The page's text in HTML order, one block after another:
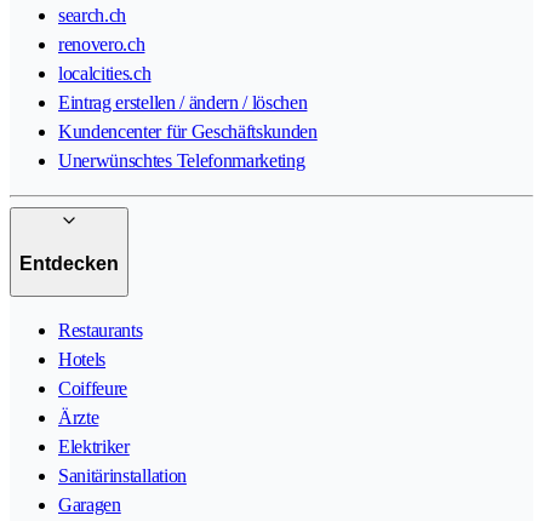
search.ch
renovero.ch
localcities.ch
Eintrag erstellen / ändern / löschen
Kundencenter für Geschäftskunden
Unerwünschtes Telefonmarketing
Entdecken
Restaurants
Hotels
Coiffeure
Ärzte
Elektriker
Sanitärinstallation
Garagen